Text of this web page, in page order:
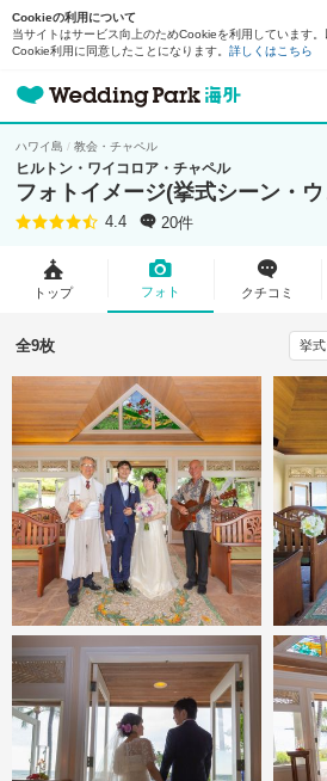
Cookieの利用について
当サイトはサービス向上のためCookieを利用しています。
Cookie利用に同意したことになります。 詳しくはこちら
ハワイ島 教会・チャペル
ヒルトン・ワイコロア・チャペル
フォトイメージ(挙式シーン・
4.4 20件
トップ フォト クチコミ
全9枚